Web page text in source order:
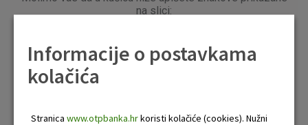
Informacije o postavkama
kolačića
Stranica www.otpbanka.hrkoristi kolačiće (cookies). Nužni